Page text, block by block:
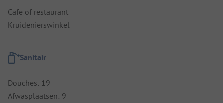
Cafe of restaurant
Kruidenierswinkel
Sanitair
Douches: 19
Afwasplaatsen: 9